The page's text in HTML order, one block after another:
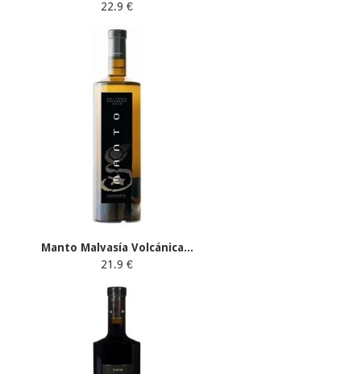
22.9 €
Manto Malvasía Volcánica...
21.9 €